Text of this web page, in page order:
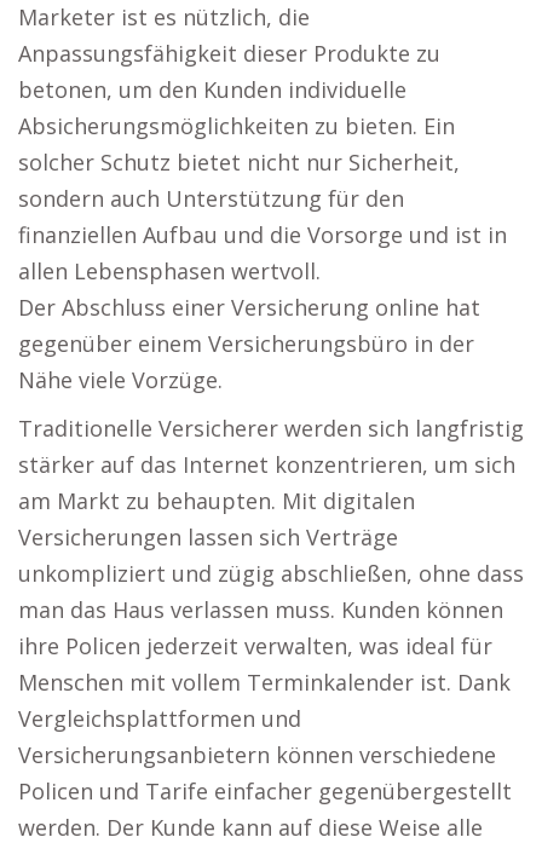
Marketer ist es nützlich, die
Anpassungsfähigkeit dieser Produkte zu
betonen, um den Kunden individuelle
Absicherungsmöglichkeiten zu bieten. Ein
solcher Schutz bietet nicht nur Sicherheit,
sondern auch Unterstützung für den
finanziellen Aufbau und die Vorsorge und ist in
allen Lebensphasen wertvoll.
Der Abschluss einer Versicherung online hat
gegenüber einem Versicherungsbüro in der
Nähe viele Vorzüge.
Traditionelle Versicherer werden sich langfristig
stärker auf das Internet konzentrieren, um sich
am Markt zu behaupten. Mit digitalen
Versicherungen lassen sich Verträge
unkompliziert und zügig abschließen, ohne dass
man das Haus verlassen muss. Kunden können
ihre Policen jederzeit verwalten, was ideal für
Menschen mit vollem Terminkalender ist. Dank
Vergleichsplattformen und
Versicherungsanbietern können verschiedene
Policen und Tarife einfacher gegenübergestellt
werden. Der Kunde kann auf diese Weise alle